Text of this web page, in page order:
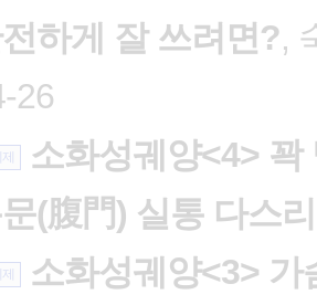
하게 잘 쓰려면?,
26
소화성궤양<4>
(腹門) 실통 다스
소화성궤양<3> 가